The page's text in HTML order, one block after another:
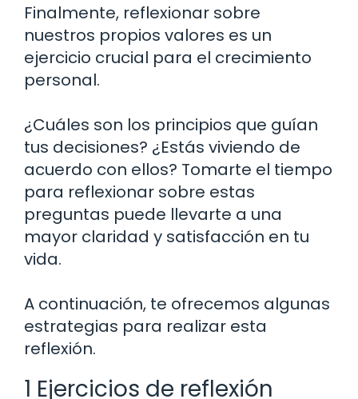
Finalmente, reflexionar sobre
nuestros propios valores es un
ejercicio crucial para el crecimiento
personal.
¿Cuáles son los principios que guían
tus decisiones? ¿Estás viviendo de
acuerdo con ellos? Tomarte el tiempo
para reflexionar sobre estas
preguntas puede llevarte a una
mayor claridad y satisfacción en tu
vida.
A continuación, te ofrecemos algunas
estrategias para realizar esta
reflexión.
1 Ejercicios de reflexión